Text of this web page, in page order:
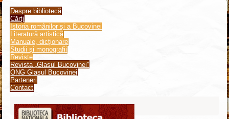
Despre bibliotecă
Cărți
Istoria românilor și a Bucovinei
Literatură artistică
Manuale, dicționare
Studii și monografii
Reviste
Revista „Glasul Bucovinei”
ONG Glasul Bucovinei
Parteneri
Contact